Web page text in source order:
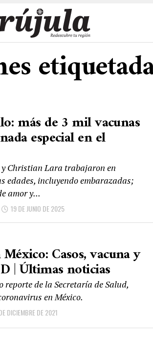
más de 3 mil vacunas
especial en el
Christian Lara trabajaron en
edades, incluyendo embarazadas;
amor y...
19 DE JUNIO DE 2025
Casos, vacuna y
| Últimas noticias
reporte de la Secretaría de Salud,
en México.
DICIEMBRE DE 2021